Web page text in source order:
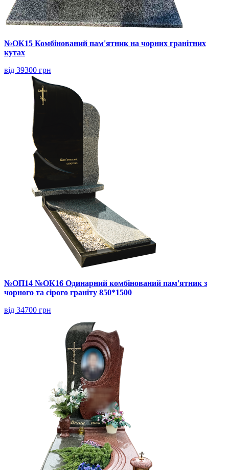
№ОК15 Комбінований пам'ятник на чорних гранітних
кутах
від 39300 грн
№ОП14 №ОК16 Одинарний комбінований пам'ятник з
чорного та сірого граніту 850*1500
від 34700 грн